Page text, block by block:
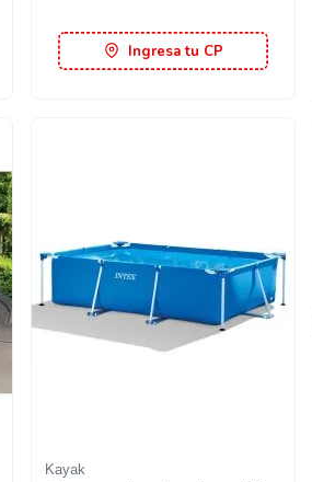
Ingresa tu CP
Kayak